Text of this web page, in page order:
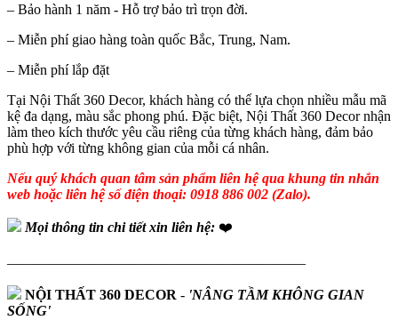
– Bảo hành 1 năm - Hỗ trợ bảo trì trọn đời.
– Miễn phí giao hàng toàn quốc Bắc, Trung, Nam.
– Miễn phí lắp đặt
Tại Nội Thất 360 Decor, khách hàng có thể lựa chọn nhiều mẫu mã
kệ đa dạng, màu sắc phong phú. Đặc biệt, Nội Thất 360 Decor nhận
làm theo kích thước yêu cầu riêng của từng khách hàng, đảm bảo
phù hợp với từng không gian của mỗi cá nhân.
Nếu quý khách quan tâm sản phẩm liên hệ qua khung tin nhắn
web hoặc liên hệ số điện thoại: 0918 886 002 (Zalo).
Mọi thông tin chi tiết xin liên hệ: ❤️
—————————————————————
NỘI THẤT 360 DECOR - 'NÂNG TẦM KHÔNG GIAN
SỐNG'